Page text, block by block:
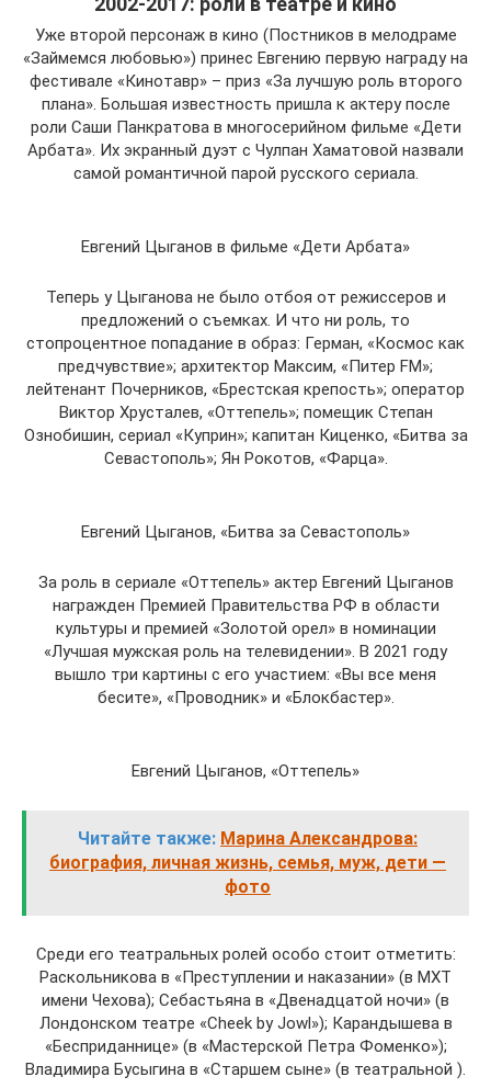
Уже второй персонаж в кино (Постников в мелодраме
«Займемся любовью») принес Евгению первую награду на
фестивале «Кинотавр» – приз «За лучшую роль второго
плана». Большая известность пришла к актеру после
роли Саши Панкратова в многосерийном фильме «Дети
Арбата». Их экранный дуэт с Чулпан Хаматовой назвали
самой романтичной парой русского сериала.
Евгений Цыганов в фильме «Дети Арбата»
Теперь у Цыганова не было отбоя от режиссеров и
предложений о съемках. И что ни роль, то
стопроцентное попадание в образ: Герман, «Космос как
предчувствие»; архитектор Максим, «Питер FM»;
лейтенант Почерников, «Брестская крепость»; оператор
Виктор Хрусталев, «Оттепель»; помещик Степан
Ознобишин, сериал «Куприн»; капитан Киценко, «Битва за
Севастополь»; Ян Рокотов, «Фарца».
Евгений Цыганов, «Битва за Севастополь»
За роль в сериале «Оттепель» актер Евгений Цыганов
награжден Премией Правительства РФ в области
культуры и премией «Золотой орел» в номинации
«Лучшая мужская роль на телевидении». В 2021 году
вышло три картины с его участием: «Вы все меня
бесите», «Проводник» и «Блокбастер».
Евгений Цыганов, «Оттепель»
Читайте также: Марина Александрова:
биография, личная жизнь, семья, муж, дети —
фото
Среди его театральных ролей особо стоит отметить:
Раскольникова в «Преступлении и наказании» (в МХТ
имени Чехова); Себастьяна в «Двенадцатой ночи» (в
Лондонском театре «Cheek by Jowl»); Карандышева в
«Бесприданнице» (в «Мастерской Петра Фоменко»);
Владимира Бусыгина в «Старшем сыне» (в театральной ).